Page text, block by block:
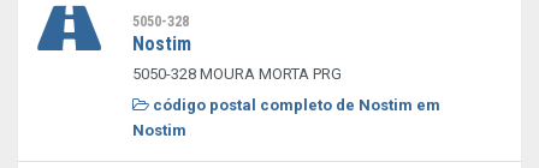
5050-328
Nostim
5050-328 MOURA MORTA PRG
código postal completo de Nostim em
Nostim